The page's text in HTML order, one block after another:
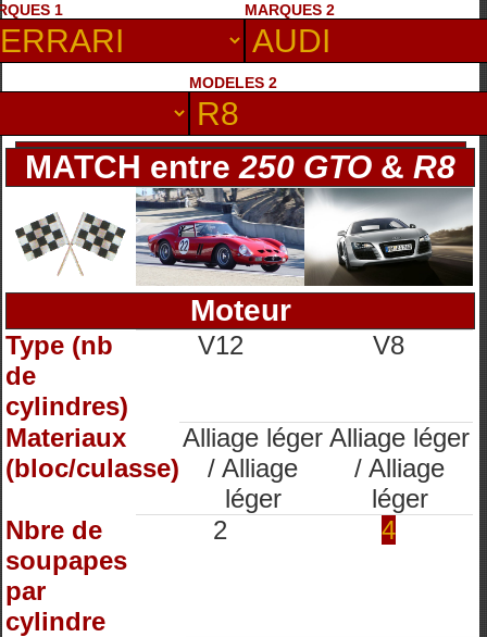
1 MARQUES 2
MODELES 2
MATCH entre250 GTO &R8
Moteur
Type (nb
de
cylindres)
V12 V8
Materiaux
(bloc/culasse)
Alliage léger
/ Alliage
léger
Alliage léger
/ Alliage
léger
Nbre de
soupapes
par
cylindre
2 4